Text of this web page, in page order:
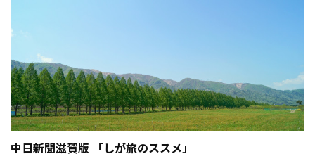
中日新聞滋賀版 「しが旅のススメ」